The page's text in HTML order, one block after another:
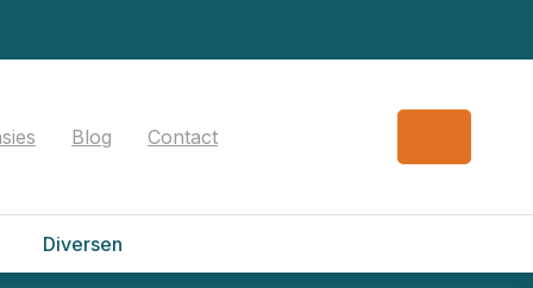
Blog Contact
Diversen